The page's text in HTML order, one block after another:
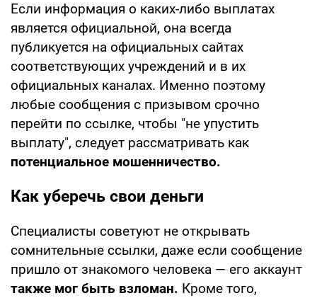
Если информация о каких-либо выплатах
является официальной, она всегда
публикуется на официальных сайтах
соответствующих учреждений и в их
официальных каналах. Именно поэтому
любые сообщения с призывом срочно
перейти по ссылке, чтобы "не упустить
выплату", следует рассматривать как
потенциальное мошенничество.
Как уберечь свои деньги
Специалисты советуют не открывать
сомнительные ссылки, даже если сообщение
пришло от знакомого человека — его аккаунт
также мог быть взломан. Кроме того,